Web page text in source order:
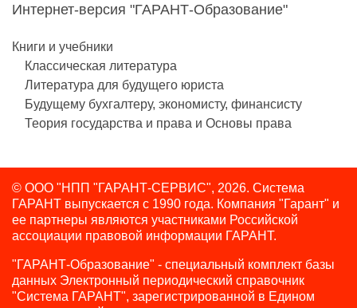
Интернет-версия "ГАРАНТ-Образование"
Книги и учебники
Классическая литература
Литература для будущего юриста
Будущему бухгалтеру, экономисту, финансисту
Теория государства и права и Основы права
© ООО "НПП "ГАРАНТ-СЕРВИС", 2026. Система
ГАРАНТ выпускается с 1990 года. Компания "Гарант" и
ее партнеры являются участниками Российской
ассоциации правовой информации ГАРАНТ.
"ГАРАНТ-Образование" - специальный комплект базы
данных Электронный периодический справочник
"Система ГАРАНТ", зарегистрированной в Едином